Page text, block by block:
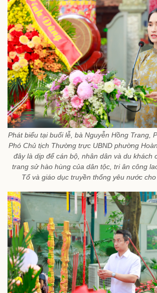
Phát biểu tại buổi lễ, bà Nguyễn Hồng Trang,
Phó Chủ tịch Thường trực UBND phường
đây là dịp để cán bộ, nhân dân và du khách
trang sử hào hùng của dân tộc, tri ân công
Tổ và giáo dục truyền thống yêu nước cho